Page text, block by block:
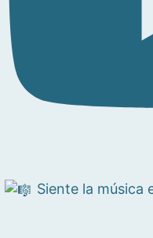
Siente la música